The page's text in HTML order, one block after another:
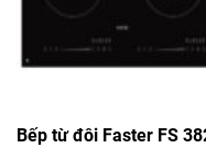
Bếp từ đôi Faster FS